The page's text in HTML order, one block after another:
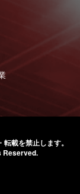
転載を禁止します。